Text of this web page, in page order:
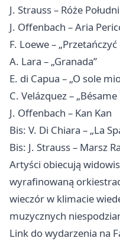
J. Strauss – Róże
J. Offenbach – Aria
F. Loewe – „Przetańczyć
A. Lara – „Granada”
E. di Capua – „O sole
C. Velázquez –
J. Offenbach – Kan Kan
Bis: V. Di Chiara – „La
Bis: J. Strauss – Marsz
Artyści obiecują
wyrafinowaną
wieczór w klimacie
muzycznych
Link do wydarzenia na